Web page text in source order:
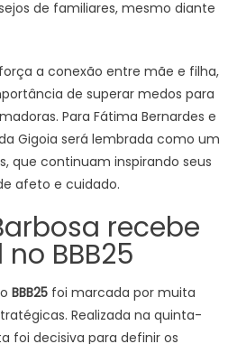
de familiares, mesmo diante
a conexão entre mãe e filha,
de superar medos para
Para Fátima Bernardes e
Gigoia será lembrada como um
que continuam inspirando seus
afeto e cuidado.
recebe
BBB25
BBB25foi marcada por muita
Realizada na quinta-
foi decisiva para definir os